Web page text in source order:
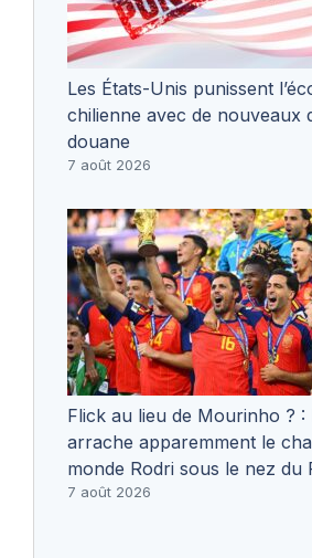
Les États-Unis punissent
chilienne avec de nouveaux
douane
7 août 2026
Flick au lieu de Mourinho ? :
arrache apparemment le
monde Rodri sous le nez du
7 août 2026